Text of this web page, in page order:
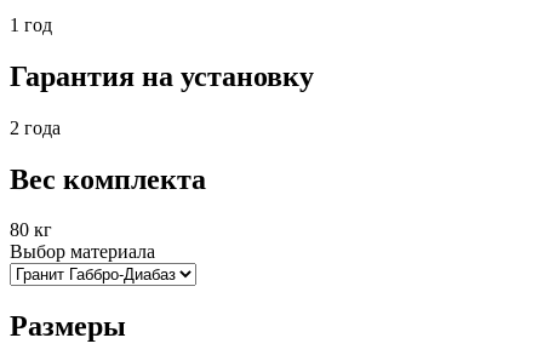
1 год
Гарантия на установку
2 года
Вес комплекта
80 кг
Выбор материала
Размеры